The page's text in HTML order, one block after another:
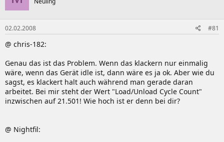
02.02.2008 #81
@ chris-182:
Genau das ist das Problem. Wenn das klackern nur einmalig
wäre, wenn das Gerät idle ist, dann wäre es ja ok. Aber wie du
sagst, es klackert halt auch während man gerade daran
arbeitet. Bei mir steht der Wert "Load/Unload Cycle Count"
inzwischen auf 21.501! Wie hoch ist er denn bei dir?
@ Nightfil: